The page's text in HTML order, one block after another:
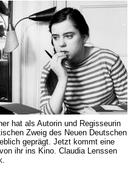
hat als Autorin und Regisseurin
Zweig des Neuen Deutschen
geprägt. Jetzt kommt eine
ihr ins Kino. Claudia Lenssen